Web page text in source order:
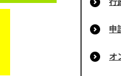
申
オ